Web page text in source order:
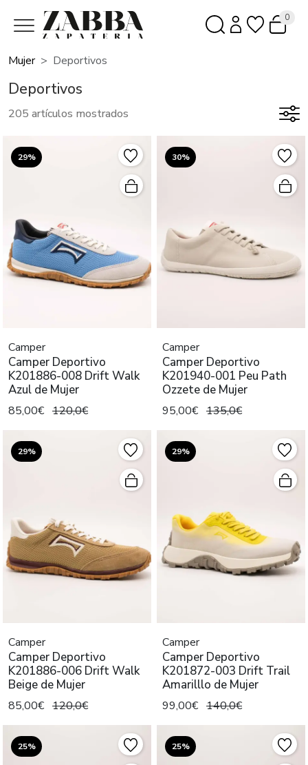
0
Mujer Deportivos
Deportivos
205 artículos mostrados
29%
Camper
Camper Deportivo
K201886-008 Drift Walk
Azul de Mujer
85,00€ 120,0€
30%
Camper
Camper Deportivo
K201940-001 Peu Path
Ozzete de Mujer
95,00€ 135,0€
29%
Camper
Camper Deportivo
K201886-006 Drift Walk
Beige de Mujer
85,00€ 120,0€
29%
Camper
Camper Deportivo
K201872-003 Drift Trail
Amarilllo de Mujer
99,00€ 140,0€
25% 25%